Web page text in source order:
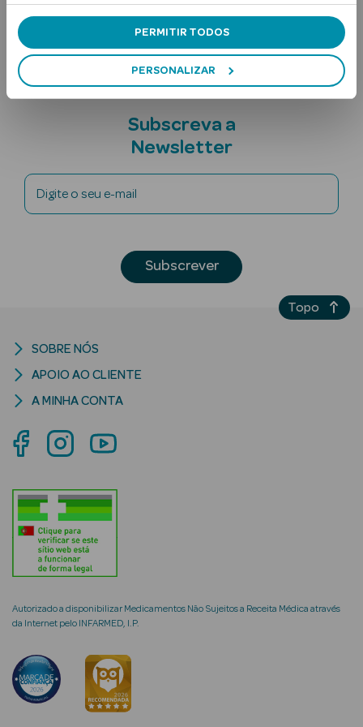
PERMITIR TODOS
PERSONALIZAR
Solares
Corpo
Criança
Rosto e
Ver Tudo
Cosmética
Rosto
Séruns Faciais
Creme de Olhos
Anti-
envelhecimento
Contra-indicações
Ingredientes
Subscreva a
Newsletter
Digite o seu e-mail
Subscrever
Autorizado a disponibilizar Medicamentos Não Sujeitos a Receita Médica através
da Internet pelo INFARMED, I.P.
SOBRE NÓS
APOIO AO CLIENTE
A MINHA CONTA
Topo